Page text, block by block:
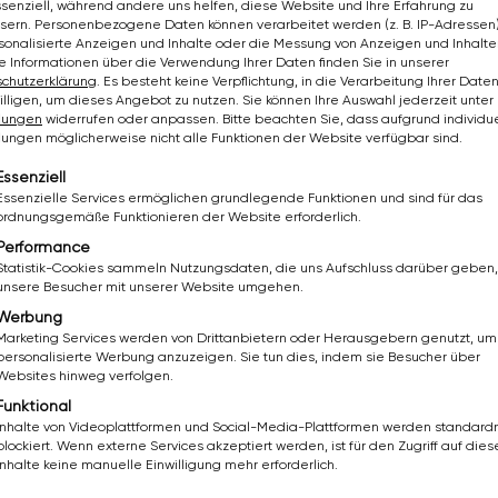
und Qualifikation
Team
im Innenbereich
Unterstützung
Werkzeug
während andere uns helfen, diese Website und Ihre Erfahrung zu
Personenbezogene Daten können verarbeitet werden (z. B. IP-
Anzeigen und Inhalte oder die Messung von Anzeigen und
Informationen über die Verwendung Ihrer Daten finden Sie in unserer
. Es besteht keine Verpflichtung, in die Verarbeitung Ihrer Daten
um dieses Angebot zu nutzen. Sie können Ihre Auswahl jederzeit unter
widerrufen oder anpassen. Bitte beachten Sie, dass aufgrund
möglicherweise nicht alle Funktionen der Website verfügbar sind.
eine Liste der Service-Gruppen, für die eine
Services ermöglichen grundlegende Funktionen und sind für das
Funktionieren der Website erforderlich.
Cookies sammeln Nutzungsdaten, die uns Aufschluss darüber
Besucher mit unserer Website umgehen.
Services werden von Drittanbietern oder Herausgebern genutzt, um
Werbung anzuzeigen. Sie tun dies, indem sie Besucher über
hinweg verfolgen.
Inhalte von Videoplattformen und Social-Media-Plattformen werden
Wenn externe Services akzeptiert werden, ist für den Zugriff auf
Inhalte keine manuelle Einwilligung mehr erforderlich.